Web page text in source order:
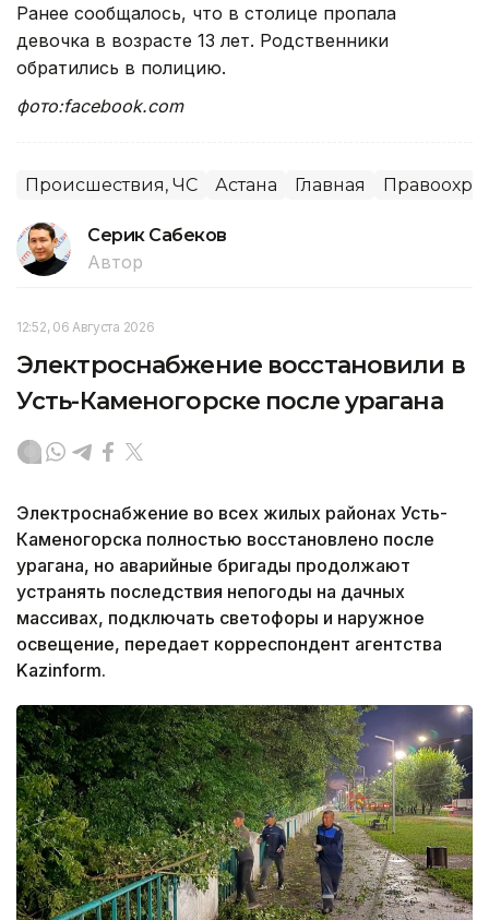
Ранее сообщалось, что в столице пропала
девочка в возрасте 13 лет. Родственники
обратились в полицию.
фото:facebook.com
Происшествия, ЧС Астана Главная
Серик Сабеков
Автор
12:52, 06 Августа 2026
Электроснабжение восстановили в
Усть-Каменогорске после урагана
Электроснабжение во всех жилых районах Усть-
Каменогорска полностью восстановлено после
урагана, но аварийные бригады продолжают
устранять последствия непогоды на дачных
массивах, подключать светофоры и наружное
освещение, передает корреспондент агентства
Kazinform.